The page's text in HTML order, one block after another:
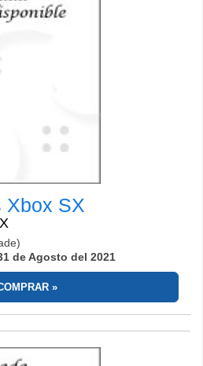
Xbox SX
de Agosto del 2021